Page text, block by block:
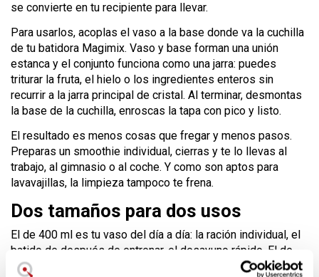
se convierte en tu recipiente para llevar.
Para usarlos, acoplas el vaso a la base donde va la cuchilla
de tu batidora Magimix. Vaso y base forman una unión
estanca y el conjunto funciona como una jarra: puedes
triturar la fruta, el hielo o los ingredientes enteros sin
recurrir a la jarra principal de cristal. Al terminar, desmontas
la base de la cuchilla, enroscas la tapa con pico y listo.
El resultado es menos cosas que fregar y menos pasos.
Preparas un smoothie individual, cierras y te lo llevas al
trabajo, al gimnasio o al coche. Y como son aptos para
lavavajillas, la limpieza tampoco te frena.
Dos tamaños para dos usos
El de 400 ml es tu vaso del día a día: la ración individual, el
batido de después de entrenar, el desayuno rápido. El de
700 ml entra cuando quieres más cantidad o compartes.